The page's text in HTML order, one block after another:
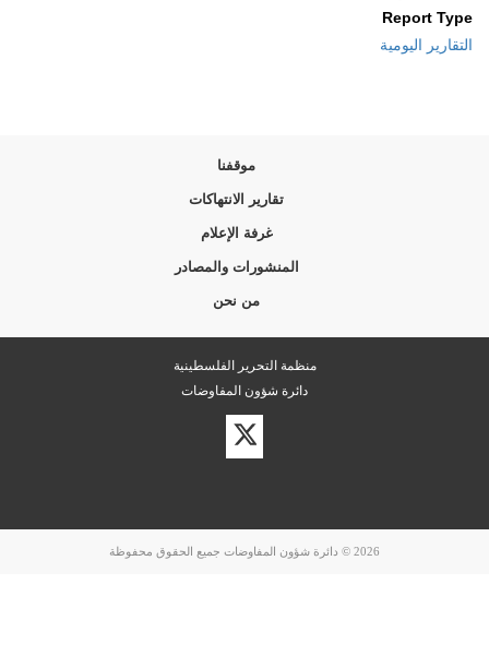
Report Type
التقارير اليومية
موقفنا
تقارير الانتهاكات
غرفة الإعلام
المنشورات والمصادر
من نحن
منظمة التحرير الفلسطينية
دائرة شؤون المفاوضات
زيارة
حسابنا
على
2026 © دائرة شؤون المفاوضات جميع الحقوق محفوظة